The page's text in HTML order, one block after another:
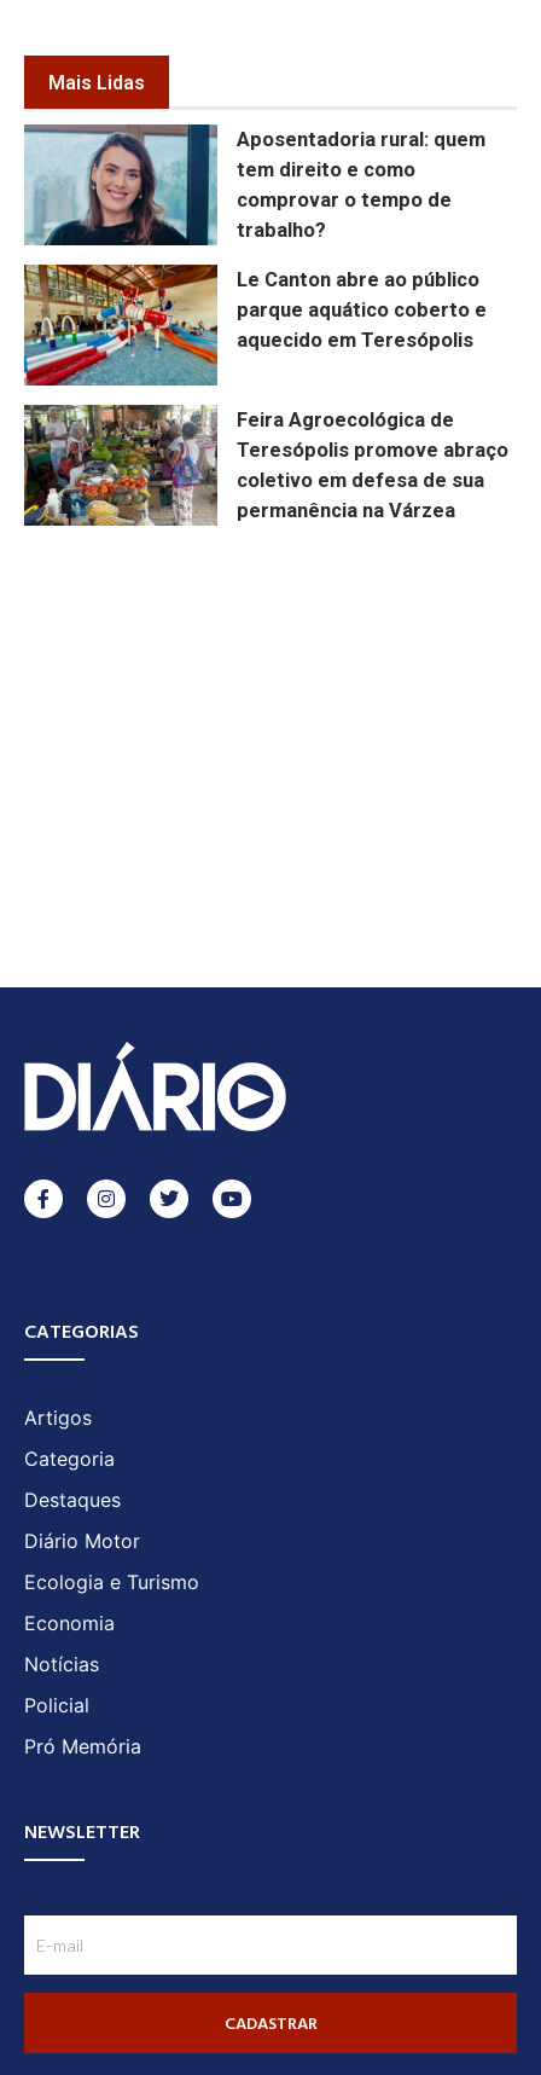
Mais Lidas
Aposentadoria rural: quem
tem direito e como
comprovar o tempo de
trabalho?
Le Canton abre ao público
parque aquático coberto e
aquecido em Teresópolis
Feira Agroecológica de
Teresópolis promove abraço
coletivo em defesa de sua
permanência na Várzea
CATEGORIAS
Artigos
Categoria
Destaques
Diário Motor
Ecologia e Turismo
Economia
Notícias
Policial
Pró Memória
NEWSLETTER
CADASTRAR